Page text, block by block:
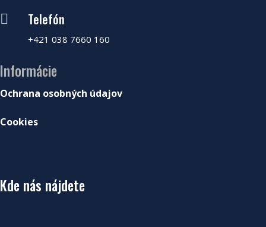
 Telefón
+421 038 7660 160
Informácie
Ochrana osobných údajov
Cookies
Kde nás nájdete